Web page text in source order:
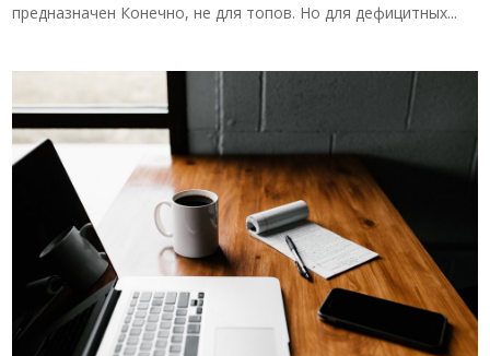
предназначен Конечно, не для топов. Но для дефицитных...